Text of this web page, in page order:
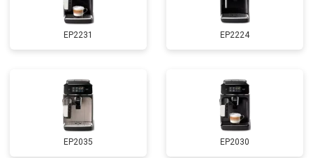
EP2231 EP2224
EP2035 EP2030